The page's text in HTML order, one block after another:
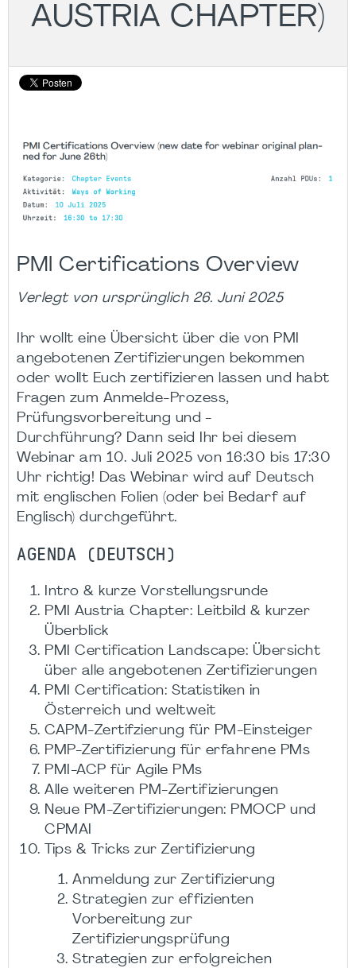
AUSTRIA CHAPTER)
PMI Certifications Overview
Verlegt von ursprünglich 26. Juni 2025
Ihr wollt eine Übersicht über die von PMI
angebotenen Zertifizierungen bekommen
oder wollt Euch zertifizieren lassen und habt
Fragen zum Anmelde-Prozess,
Prüfungsvorbereitung und -
Durchführung? Dann seid Ihr bei diesem
Webinar am 10. Juli 2025 von 16:30 bis 17:30
Uhr richtig! Das Webinar wird auf Deutsch
mit englischen Folien (oder bei Bedarf auf
Englisch) durchgeführt.
AGENDA (DEUTSCH)
Intro & kurze Vorstellungsrunde
PMI Austria Chapter: Leitbild & kurzer
Überblick
PMI Certification Landscape: Übersicht
über alle angebotenen Zertifizierungen
PMI Certification: Statistiken in
Österreich und weltweit
CAPM-Zertifzierung für PM-Einsteiger
PMP-Zertifizierung für erfahrene PMs
PMI-ACP für Agile PMs
Alle weiteren PM-Zertifizierungen
Neue PM-Zertifizierungen: PMOCP und
CPMAI
Tips & Tricks zur Zertifizierung
Anmeldung zur Zertifizierung
Strategien zur effizienten
Vorbereitung zur
Zertifizierungsprüfung
Strategien zur erfolgreichen